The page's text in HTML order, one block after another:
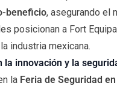
beneficio, asegurando el
posicionan a Fort
industria mexicana.
la innovación y la
la Feria de Seguridad